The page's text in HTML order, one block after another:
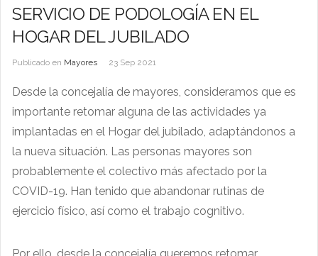
SERVICIO DE PODOLOGÍA EN EL
HOGAR DEL JUBILADO
Publicado en Mayores 23 Sep 2021
Desde la concejalía de mayores, consideramos que es
importante retomar alguna de las actividades ya
implantadas en el Hogar del jubilado, adaptándonos a
la nueva situación. Las personas mayores son
probablemente el colectivo más afectado por la
COVID-19. Han tenido que abandonar rutinas de
ejercicio físico, así como el trabajo cognitivo.